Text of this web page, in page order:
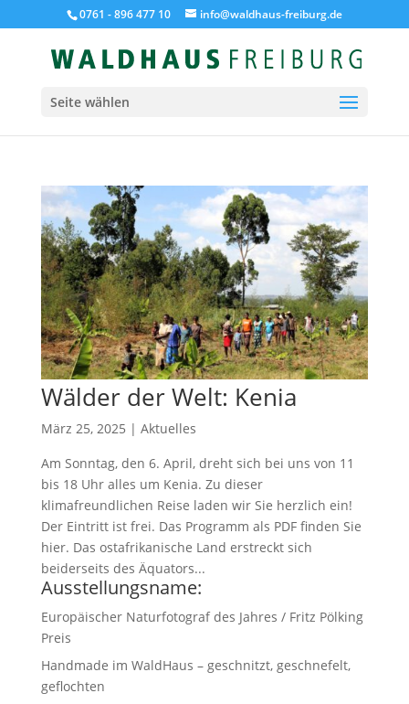
0761 - 896 477 10 info@waldhaus-freiburg.de
Seite wählen
Wälder der Welt: Kenia
März 25, 2025 | Aktuelles
Am Sonntag, den 6. April, dreht sich bei uns von 11
bis 18 Uhr alles um Kenia. Zu dieser
klimafreundlichen Reise laden wir Sie herzlich ein!
Der Eintritt ist frei. Das Programm als PDF finden Sie
hier. Das ostafrikanische Land erstreckt sich
beiderseits des Äquators...
Ausstellungsname:
Europäischer Naturfotograf des Jahres / Fritz Pölking
Preis
Handmade im WaldHaus – geschnitzt, geschnefelt,
geflochten